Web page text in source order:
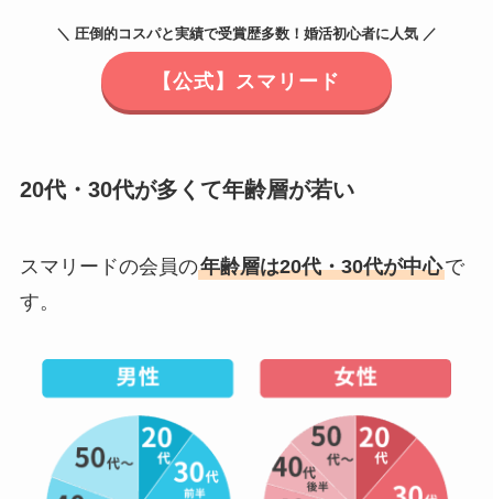
＼ 圧倒的コスパと実績で受賞歴多数！婚活初心者に人気 ／
【公式】スマリード
20代・30代が多くて年齢層が若い
スマリードの会員の年齢層は20代・30代が中心で
す。